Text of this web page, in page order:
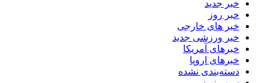
خبر جدید
خبر روز
خبر های خارجی
خبر ورزشی جدید
خبرهای آمریکا
خبرهای اروپا
دسته‌بندی نشده